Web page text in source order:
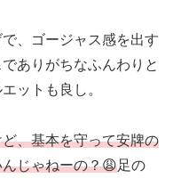
、ゴージャス感を出す
ありがちなふんわりと
ットも良し。
、基本を守って安牌の
じゃねーの？😩足の